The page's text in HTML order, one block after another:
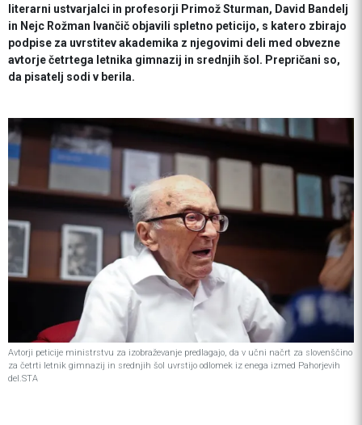
literarni ustvarjalci in profesorji Primož Sturman, David Bandelj
in Nejc Rožman Ivančič objavili spletno peticijo, s katero zbirajo
podpise za uvrstitev akademika z njegovimi deli med obvezne
avtorje četrtega letnika gimnazij in srednjih šol. Prepričani so,
da pisatelj sodi v berila.
Avtorji peticije ministrstvu za izobraževanje predlagajo, da v učni načrt za slovenščino
za četrti letnik gimnazij in srednjih šol uvrstijo odlomek iz enega izmed Pahorjevih
del.STA